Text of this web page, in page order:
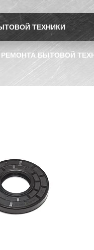
ТЕХНИКИ
БЫТОВОЙ